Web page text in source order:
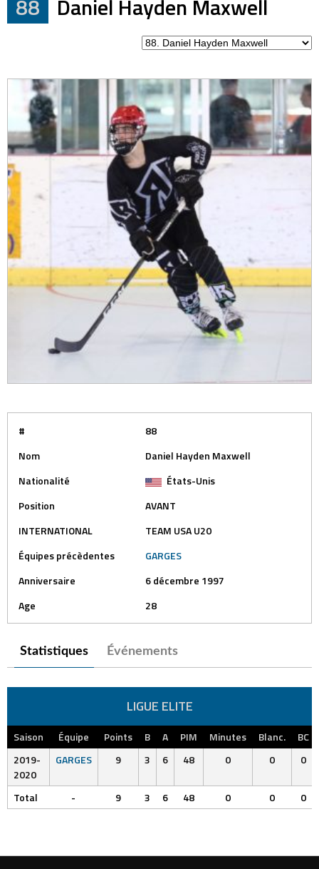
88 Daniel Hayden Maxwell
#
88
Nom
Daniel Hayden Maxwell
Nationalité
États-Unis
Position
AVANT
INTERNATIONAL
TEAM USA U20
Équipes précèdentes
GARGES
Anniversaire
6 décembre 1997
Age
28
Statistiques Événements
LIGUE ELITE
Saison Équipe Points B A PIM Minutes Blanc.
BC
2019-
2020
GARGES 9 3 6 48 0 0 0
Total - 9 3 6 48 0 0 0